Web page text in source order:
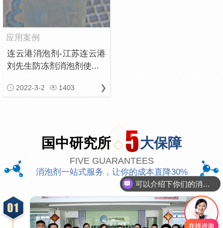
应用案例
连云港消泡剂-江苏连云港
刘先生防冻剂消泡剂使...
2022-3-2 1403
国中研究所 大保障
FIVE GUARANTEES
消泡剂一站式服务，让你的成本直降30% 可以介绍下你们的消泡剂么
你们是怎么收费的呢